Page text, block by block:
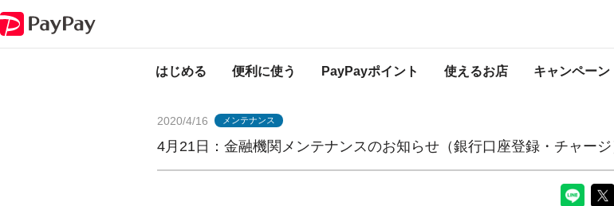
はじめる 便利に使う PayPayポイント 使えるお店 キャンペーン
PayPayからのお
2020/4/16 メンテナンス
4月21日：金融機関メンテナンスのお知らせ（銀行口座登録・チャージ